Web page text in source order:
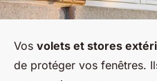
Vos volets et stores
de protéger vos fenêtres.